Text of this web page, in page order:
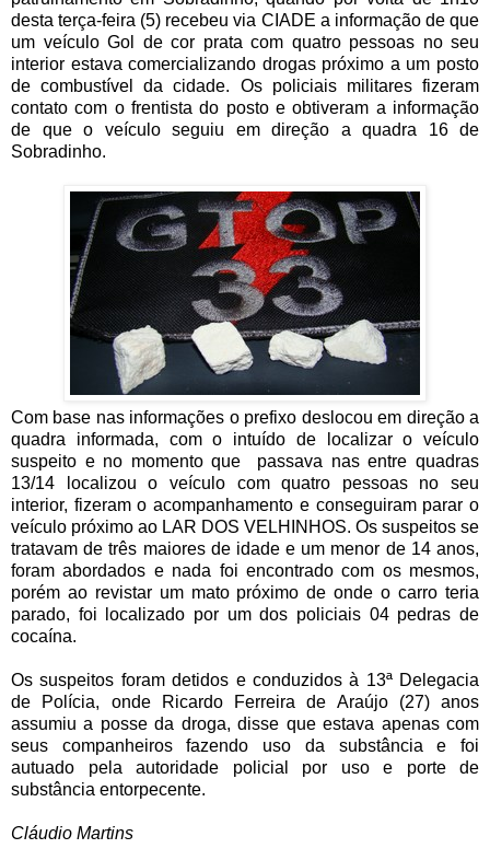
desta terça-feira (5) recebeu via CIADE a informação de que
um veículo Gol de cor prata com quatro pessoas no seu
interior estava comercializando drogas próximo a um posto
de combustível da cidade. Os policiais militares fizeram
contato com o frentista do posto e obtiveram a informação
de que o veículo seguiu em direção a quadra 16 de
Sobradinho.
Com base nas informações o prefixo deslocou em direção a
quadra informada, com o intuído de localizar o veículo
suspeito e no momento que passava nas entre quadras
13/14 localizou o veículo com quatro pessoas no seu
interior, fizeram o acompanhamento e conseguiram parar o
veículo próximo ao LAR DOS VELHINHOS. Os suspeitos se
tratavam de três maiores de idade e um menor de 14 anos,
foram abordados e nada foi encontrado com os mesmos,
porém ao revistar um mato próximo de onde o carro teria
parado, foi localizado por um dos policiais 04 pedras de
cocaína.
Os suspeitos foram detidos e conduzidos à 13ª Delegacia
de Polícia, onde Ricardo Ferreira de Araújo (27) anos
assumiu a posse da droga, disse que estava apenas com
seus companheiros fazendo uso da substância e foi
autuado pela autoridade policial por uso e porte de
substância entorpecente.
Cláudio Martins